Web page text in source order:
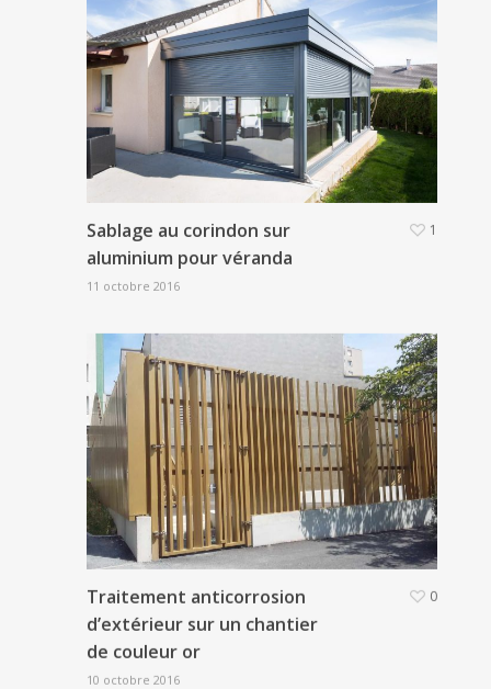
Sablage au corindon sur
aluminium pour véranda
11 octobre 2016
1
Traitement anticorrosion
d’extérieur sur un chantier
de couleur or
10 octobre 2016
0